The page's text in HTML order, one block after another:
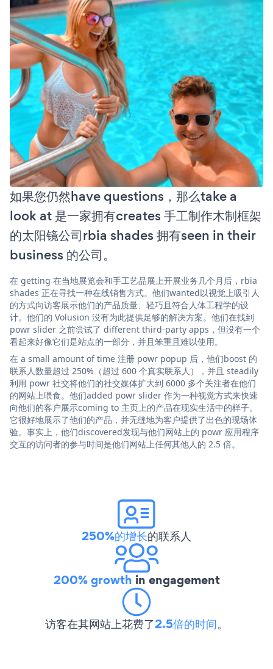
如果您仍然have questions，那么take a
look at 是一家拥有creates 手工制作木制框架
的太阳镜公司rbia shades 拥有seen in their
business 的公司。
在 getting 在当地展览会和手工艺品展上开展业务几个月后，rbia
shades 正在寻找一种在线销售方式。他们wanted以视觉上吸引人
的方式向访客展示他们的产品质量、轻巧且符合人体工程学的设
计。他们的 Volusion 没有为此提供足够的解决方案。他们在找到
powr slider 之前尝试了 different third-party apps，但没有一个
看起来好像它们是站点的一部分，并且笨重且难以使用。
在 a small amount of time 注册 powr popup 后，他们boost 的
联系人数量超过 250%（超过 600 个真实联系人），并且 steadily
利用 powr 社交将他们的社交媒体扩大到 6000 多个关注者在他们
的网站上喂食。他们added powr slider 作为一种视觉方式来快速
向他们的客户展示coming to 主页上的产品在现实生活中的样子。
它很好地展示了他们的产品，并无缝地为客户提供了出色的现场体
验。事实上，他们discovered发现与他们网站上的 powr 应用程序
交互的访问者的参与时间是他们网站上任何其他人的 2.5 倍。
250%的增长的联系人
200% growth in engagement
访客在其网站上花费了2.5倍的时间。